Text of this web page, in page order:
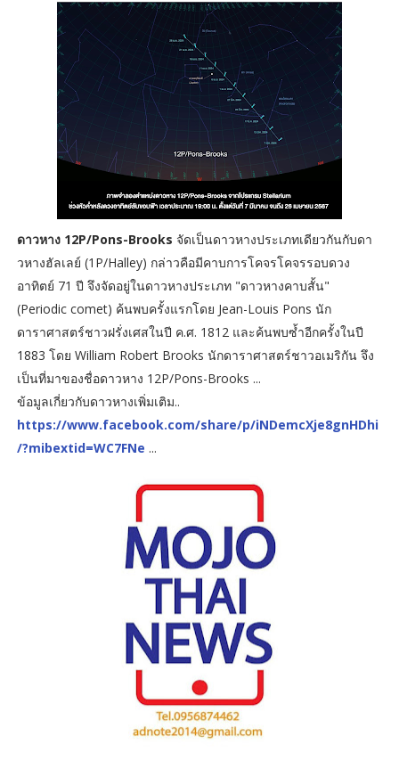
ดาวหาง 12P/Pons-Brooks จัดเป็นดาวหางประเภทเดียวกันกับดา
วหางฮัลเลย์ (1P/Halley) กล่าวคือมีคาบการโคจรโคจรรอบดวง
อาทิตย์ 71 ปี จึงจัดอยู่ในดาวหางประเภท "ดาวหางคาบสั้น"
(Periodic comet) ค้นพบครั้งแรกโดย Jean-Louis Pons นัก
ดาราศาสตร์ชาวฝรั่งเศสในปี ค.ศ. 1812 และค้นพบซ้ำอีกครั้งในปี
1883 โดย William Robert Brooks นักดาราศาสตร์ชาวอเมริกัน จึง
เป็นที่มาของชื่อดาวหาง 12P/Pons-Brooks ...
ข้อมูลเกี่ยวกับดาวหางเพิ่มเติม..
https://www.facebook.com/share/p/iNDemcXje8gnHDhi
/?mibextid=WC7FNe ...